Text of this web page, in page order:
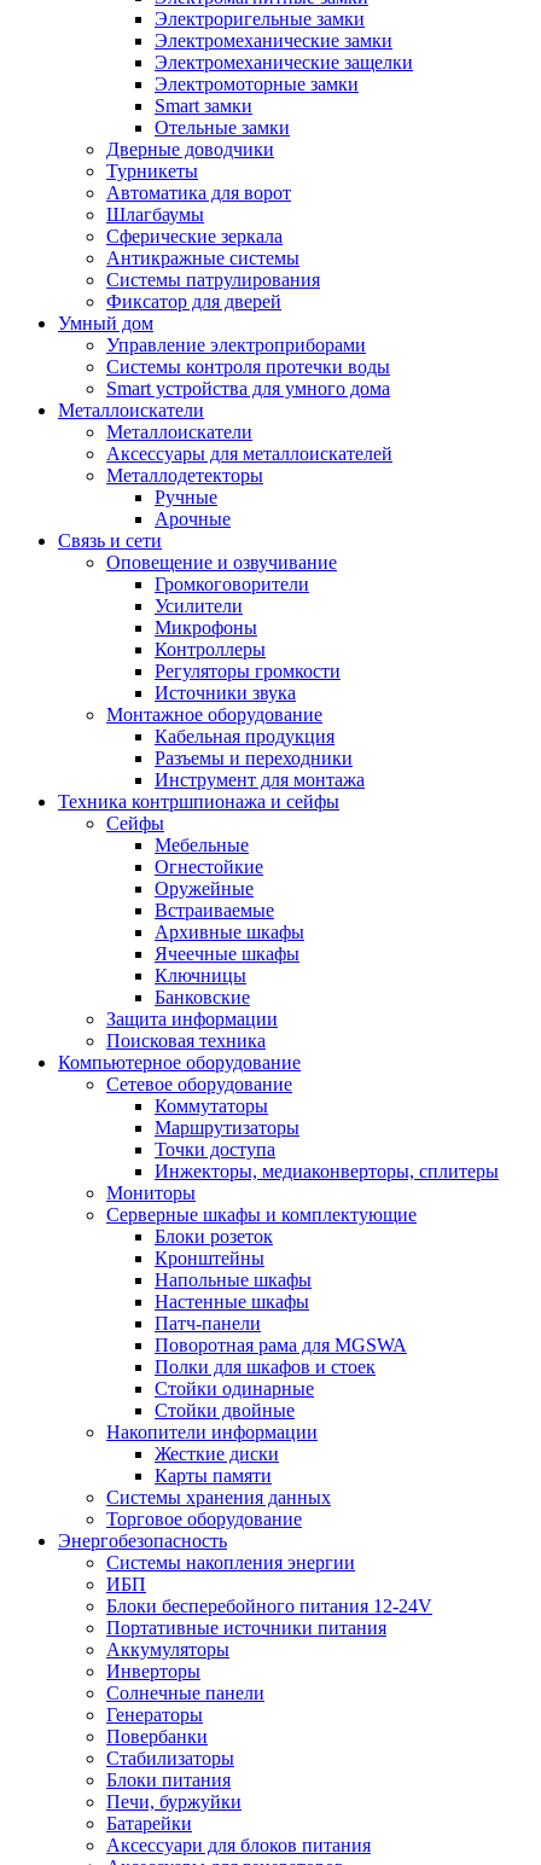
Электроригельные замки
Электромеханические замки
Электромеханические защелки
Электромоторные замки
Smart замки
Отельные замки
Дверные доводчики
Турникеты
Автоматика для ворот
Шлагбаумы
Сферические зеркала
Антикражные системы
Системы патрулирования
Фиксатор для дверей
Умный дом
Управление электроприборами
Системы контроля протечки воды
Smart устройства для умного дома
Металлоискатели
Металлоискатели
Аксессуары для металлоискателей
Металлодетекторы
Ручные
Арочные
Связь и сети
Оповещение и озвучивание
Громкоговорители
Усилители
Микрофоны
Контроллеры
Регуляторы громкости
Источники звука
Монтажное оборудование
Кабельная продукция
Разъемы и переходники
Инструмент для монтажа
Техника контршпионажа и сейфы
Сейфы
Мебельные
Огнестойкие
Оружейные
Встраиваемые
Архивные шкафы
Ячеечные шкафы
Ключницы
Банковские
Защита информации
Поисковая техника
Компьютерное оборудование
Сетевое оборудование
Коммутаторы
Маршрутизаторы
Точки доступа
Инжекторы, медиаконверторы, сплитеры
Мониторы
Серверные шкафы и комплектующие
Блоки розеток
Кронштейны
Напольные шкафы
Настенные шкафы
Патч-панели
Поворотная рама для MGSWA
Полки для шкафов и стоек
Стойки одинарные
Стойки двойные
Накопители информации
Жесткие диски
Карты памяти
Системы хранения данных
Торговое оборудование
Энергобезопасность
Системы накопления энергии
ИБП
Блоки бесперебойного питания 12-24V
Портативные источники питания
Аккумуляторы
Инверторы
Солнечные панели
Генераторы
Повербанки
Стабилизаторы
Блоки питания
Печи, буржуйки
Батарейки
Аксессуари для блоков питания